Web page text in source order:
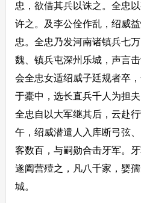
忠，欲借其兵以诛之。全忠
许之。及李公佺作乱，绍威
忠。全忠乃发河南诸镇兵七
魏、镇兵屯深州乐城，声言
会全忠女适绍威子廷规者卒
于橐中，选长直兵千人为担
全忠自以大军继其后，云赴
午，绍威潜遣人入库断弓弦
客数百，与嗣勋合击牙军。
遂阖营殪之，凡八千家，婴
城。